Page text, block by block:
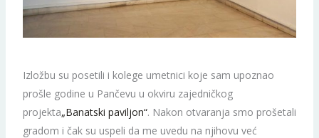
Izložbu su posetili i kolege umetnici koje sam upoznao
prošle godine u Pančevu u okviru zajedničkog
projekta„Banatski paviljon“. Nakon otvaranja smo prošetali
gradom i čak su uspeli da me uvedu na njihovu već